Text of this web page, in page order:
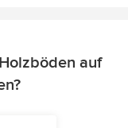
auf